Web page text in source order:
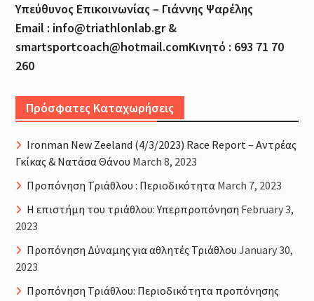
Υπεύθυνος Επικοινωνίας – Γιάννης Ψαρέλης
Email : info@triathlonlab.gr &
smartsportcoach@hotmail.comΚινητό : 693 71 70
260
Πρόσφατες Καταχωρήσεις
Ironman New Zeeland (4/3/2023) Race Report – Αντρέας
Γκίκας & Νατάσα Θάνου March 8, 2023
Προπόνηση Τριάθλου : Περιοδικότητα March 7, 2023
H επιστήμη του τριάθλου: Υπερπροπόνηση February 3,
2023
Προπόνηση Δύναμης για αθλητές Τριάθλου January 30,
2023
Προπόνηση Τριάθλου: Περιοδικότητα προπόνησης